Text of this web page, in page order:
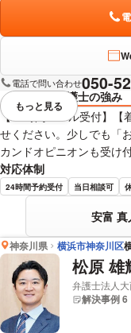
電話で問い合わせ050-
弁護士の強み
【24時間メール受付】【
せください。少しでも「
カンドオピニオンも受け
対応体制
24時間予約受付 当日相談可
安富 真
視覚的に省略されて
もっと見る
神奈川県 横浜市神奈川区
松原 雄
弁護士法人
解決事例 6